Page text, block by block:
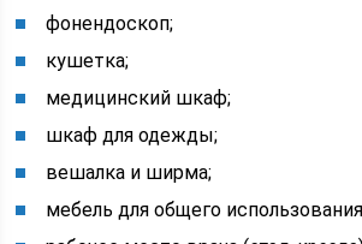
фонендоскоп;
кушетка;
медицинский шкаф;
шкаф для одежды;
вешалка и ширма;
мебель для общего